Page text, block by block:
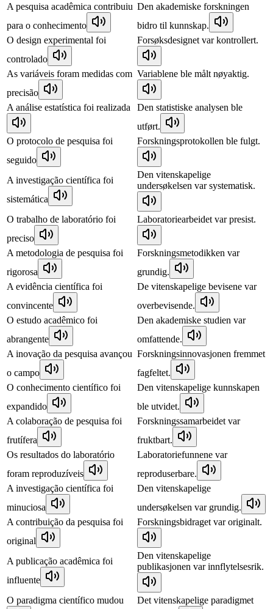
A pesquisa acadêmica contribuiu
para o conhecimento
Den akademiske forskningen
bidro til kunnskap.
O design experimental foi
controlado
Forsøksdesignet var kontrollert.
As variáveis foram medidas com
precisão
Variablene ble målt nøyaktig.
A análise estatística foi realizada
Den statistiske analysen ble
utført.
O protocolo de pesquisa foi
seguido
Forskningsprotokollen ble fulgt.
A investigação científica foi
sistemática
Den vitenskapelige
undersøkelsen var systematisk.
O trabalho de laboratório foi
preciso
Laboratoriearbeidet var presist.
A metodologia de pesquisa foi
rigorosa
Forskningsmetodikken var
grundig.
A evidência científica foi
convincente
De vitenskapelige bevisene var
overbevisende.
O estudo acadêmico foi
abrangente
Den akademiske studien var
omfattende.
A inovação da pesquisa avançou
o campo
Forskningsinnovasjonen fremmet
fagfeltet.
O conhecimento científico foi
expandido
Den vitenskapelige kunnskapen
ble utvidet.
A colaboração de pesquisa foi
frutífera
Forskningssamarbeidet var
fruktbart.
Os resultados do laboratório
foram reproduzíveis
Laboratoriefunnene var
reproduserbare.
A investigação científica foi
minuciosa
Den vitenskapelige
undersøkelsen var grundig.
A contribuição da pesquisa foi
original
Forskningsbidraget var originalt.
A publicação acadêmica foi
influente
Den vitenskapelige
publikasjonen var innflytelsesrik.
O paradigma científico mudou
Det vitenskapelige paradigmet